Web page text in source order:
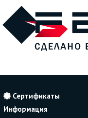
Сертификаты
Информация